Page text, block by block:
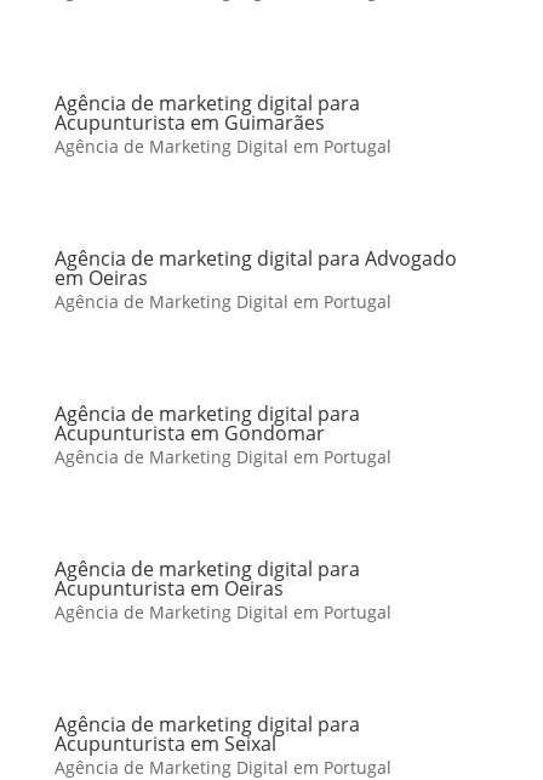
Agência de marketing digital para
Acupunturista em Guimarães
Agência de Marketing Digital em Portugal
Agência de marketing digital para Advogado
em Oeiras
Agência de Marketing Digital em Portugal
Agência de marketing digital para
Acupunturista em Gondomar
Agência de Marketing Digital em Portugal
Agência de marketing digital para
Acupunturista em Oeiras
Agência de Marketing Digital em Portugal
Agência de marketing digital para
Acupunturista em Seixal
Agência de Marketing Digital em Portugal